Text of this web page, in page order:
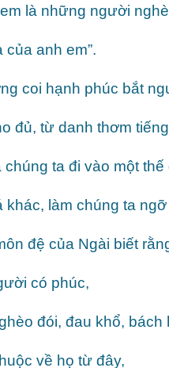
là những người
anh em”.
coi hạnh phúc bắt
đủ, từ danh thơm
ta đi vào một thế
khác, làm chúng ta
đệ của Ngài biết
có phúc,
đói, đau khổ, bách
về họ từ đây,